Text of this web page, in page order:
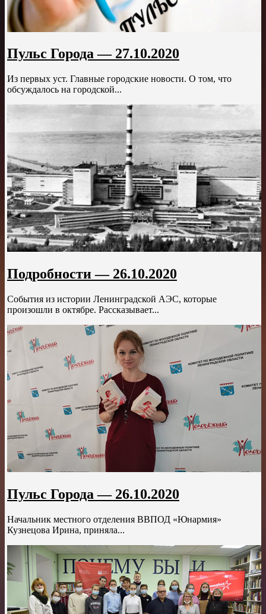
Пульс Города — 27.10.2020
Из первых уст. Главные городские новости. О том, что
обсуждалось на городской...
Подробности — 26.10.2020
События из истории Ленинградской АЭС, которые
произошли в октябре. Рассказывает...
Пульс Города — 26.10.2020
Начальник местного отделения ВВПОД «Юнармия»
Кузнецова Ирина, приняла...